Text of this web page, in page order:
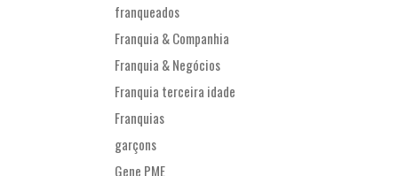
franqueados
Franquia & Companhia
Franquia & Negócios
Franquia terceira idade
Franquias
garçons
Gene PME